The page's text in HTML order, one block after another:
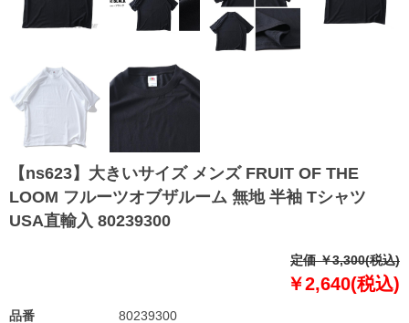
【ns623】大きいサイズ メンズ FRUIT OF THE
LOOM フルーツオブザルーム 無地 半袖 Tシャツ
USA直輸入 80239300
定価 ￥3,300(税込)
￥2,640(税込)
品番 80239300